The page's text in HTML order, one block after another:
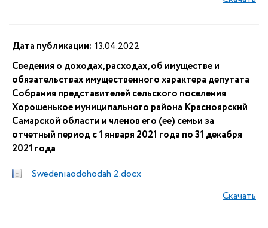
Дата публикации: 13.04.2022
Сведения о доходах, расходах, об имуществе и
обязательствах имущественного характера депутата
Собрания представителей сельского поселения
Хорошенькое муниципального района Красноярский
Самарской области и членов его (ее) семьи за
отчетный период с 1 января 2021 года по 31 декабря
2021 года
Swedeniaodohodah 2.docx
Скачать